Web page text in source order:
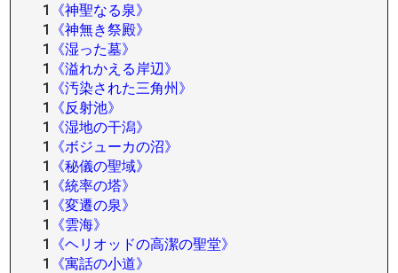
1
《神聖なる泉》
1
《神無き祭殿》
1
《湿った墓》
1
《溢れかえる岸辺》
1
《汚染された三角州》
1
《反射池》
1
《湿地の干潟》
1
《ボジューカの沼》
1
《秘儀の聖域》
1
《統率の塔》
1
《変遷の泉》
1
《雲海》
1
《ヘリオッドの高潔の聖堂》
1
《寓話の小道》